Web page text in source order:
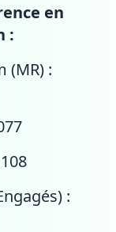
en
:
(MR) :
: